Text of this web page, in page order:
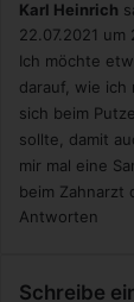
Karl Heinrich
22.07.2021 um
Ich möchte
darauf, wie
sich beim
sollte, damit
mir mal eine
beim Zahnarzt
Antworten
Schreibe